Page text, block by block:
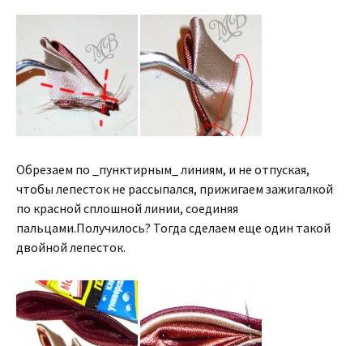
Обрезаем по _пунктирным_ линиям, и не отпуская,
чтобы лепесток не рассыпался, прижигаем зажигалкой
по красной сплошной линии, соединяя
пальцами.Получилось? Тогда сделаем еще один такой
двойной лепесток.